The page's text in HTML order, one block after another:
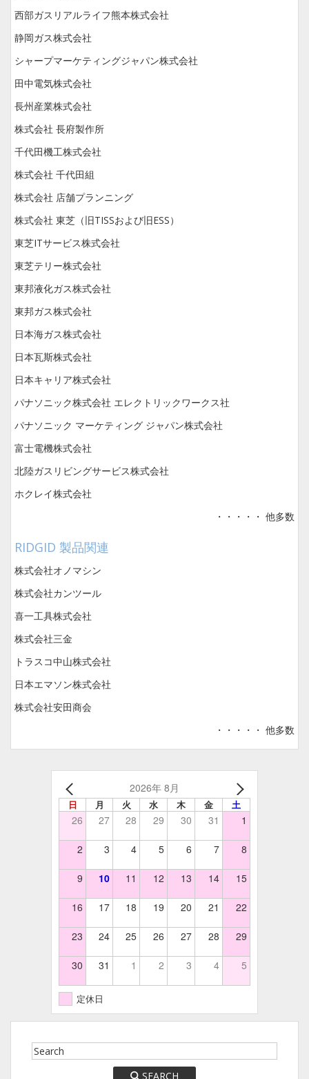
西部ガスリアルライフ熊本株式会社
静岡ガス株式会社
シャープマーケティングジャパン株式会社
田中電気株式会社
長州産業株式会社
株式会社 長府製作所
千代田機工株式会社
株式会社 千代田組
株式会社 店舗プランニング
株式会社 東芝（旧TISSおよび旧ESS）
東芝ITサービス株式会社
東芝テリー株式会社
東邦液化ガス株式会社
東邦ガス株式会社
日本海ガス株式会社
日本瓦斯株式会社
日本キャリア株式会社
パナソニック株式会社 エレクトリックワークス社
パナソニック マーケティング ジャパン株式会社
富士電機株式会社
北陸ガスリビングサービス株式会社
ホクレイ株式会社
・・・・・ 他多数
RIDGID 製品関連
株式会社オノマシン
株式会社カンツール
喜一工具株式会社
株式会社三金
トラスコ中山株式会社
日本エマソン株式会社
株式会社安田商会
・・・・・ 他多数
2026年 8月
日 月 火 水 木 金 土
26 27 28 29 30 31 1
2 3 4 5 6 7 8
9 10 11 12 13 14 15
16 17 18 19 20 21 22
23 24 25 26 27 28 29
30 31 1 2 3 4 5
定休日
SEARCH